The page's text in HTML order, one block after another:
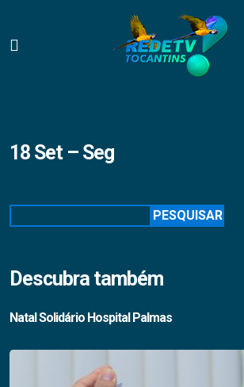
18 Set – Seg
PESQUISAR
Descubra também
Natal Solidário Hospital Palmas